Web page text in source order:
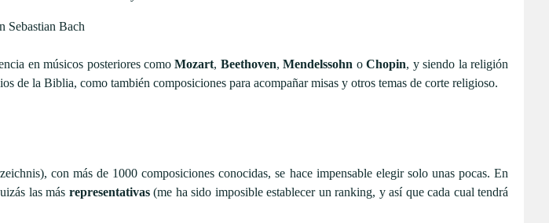
en músicos posteriores comoMozart, Beethoven,Mendelssohn oChopin, y siendo la religión
de la Biblia, como también composiciones para acompañar misas y otros temas de corte religioso.
con más de 1000 composiciones conocidas, se hace impensable elegir solo unas pocas. En
las más representativas(me ha sido imposible establecer un ranking, y así que cada cual tendrá